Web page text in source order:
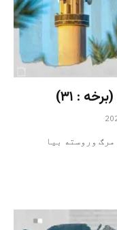
: ۳۱)
وروسته بیا